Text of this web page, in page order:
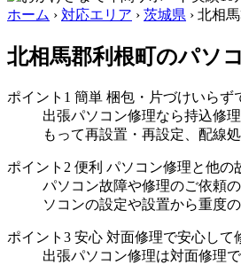
ホーム › 対応エリア › 茨城県 › 北相
北相馬郡利根町のパソ
ポイント1 簡単 梱包・片づけいらず
出張パソコン修理なら持込修
もって再設置・再設定、配線
ポイント2 便利 パソコン修理と他の
パソコン故障や修理のご依頼
ソコンの設定や設置から重度
ポイント3 安心 対面修理で安心して
出張パソコン修理は対面修理